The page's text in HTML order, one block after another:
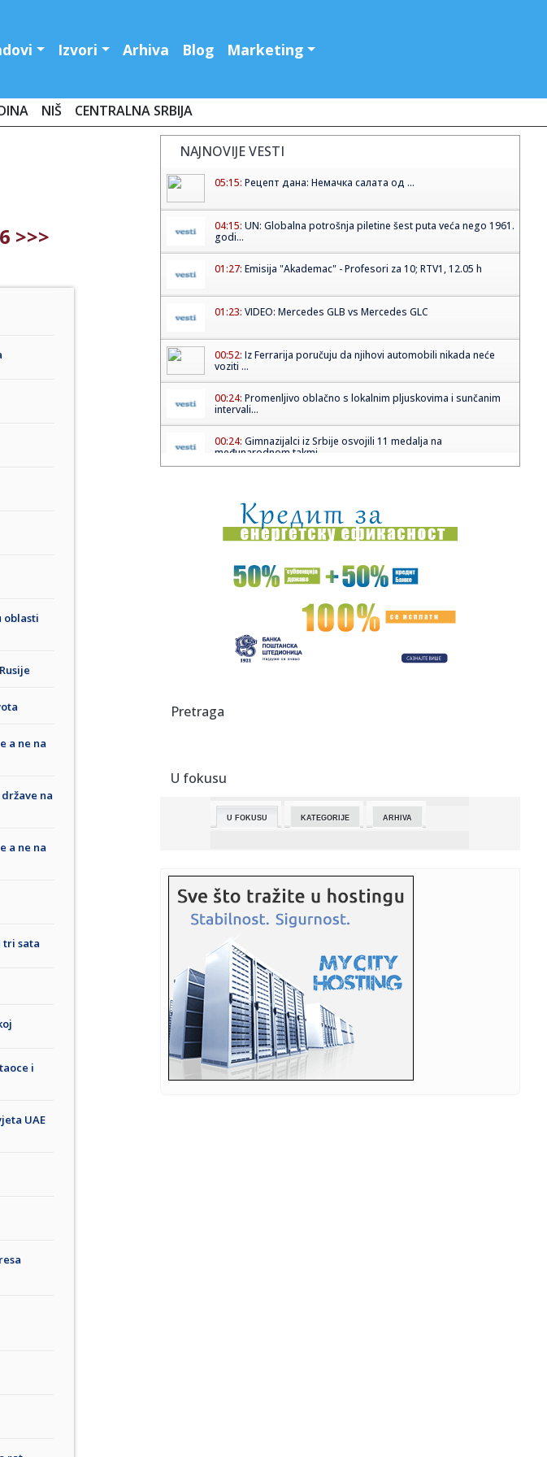
Izvori Arhiva Blog Marketing
NIŠ CENTRALNA SRBIJA
>>>
oblasti
a ne na
na
a ne na
tri sata
i
UAE
NAJNOVIJE VESTI
05:15: Рецепт дана: Немачка салата од ...
04:15: UN: Globalna potrošnja piletine šest puta veća nego 1961.
godi...
01:27: Emisija "Akademac" - Profesori za 10; RTV1, 12.05 h
01:23: VIDEO: Mercedes GLB vs Mercedes GLC
00:52: Iz Ferrarija poručuju da njihovi automobili nikada neće
voziti ...
00:24: Promenljivo oblačno s lokalnim pljuskovima i sunčanim
intervali...
00:24: Gimnazijalci iz Srbije osvojili 11 medalja na
međunarodnom takmi...
00:15:VIDEO: Ferrari 812 Competizione na Autobanu
00:05:ZVEZDA I PARTIZAN PUNE KASE: Evo koliko će večiti
zaraditi od S...
BRANKO LAZIĆ PROGOVORIO: Bivši kapiten bez dlake na
23:32:Ponuda za Suzuki S-Cross Automatic
23:26:
23:26: DR Kongo: Potvrđen 71 novi slučaj ebole za 24 sata
23:25:Bizarna prevara žene (37): Glumila djevojčicu od 12
godina, htj...
23:25:Četiri stvari koje djeca nikada ne opraštaju roditeljima
23:23:Kako putovati odgovornije kada vam automobil nije
potreban svakog...
23:23:Od Bitcoina do blockchaina: Ključni kripto termini i šta
znače
Pretraga
U fokusu
U FOKUSU KATEGORIJE ARHIVA